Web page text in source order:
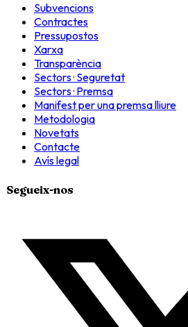
Subvencions
Contractes
Pressupostos
Xarxa
Transparència
Sectors · Seguretat
Sectors · Premsa
Manifest per una premsa lliure
Metodologia
Novetats
Contacte
Avís legal
Segueix-nos